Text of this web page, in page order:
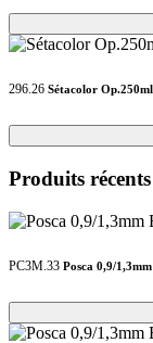
Loading...
Loading...
296.26 Sétacolor
Loading...
Loading...
Produits
PC3M.33 Posca 0,9/
Loading...
Loading...